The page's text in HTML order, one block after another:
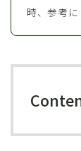
時、参考に